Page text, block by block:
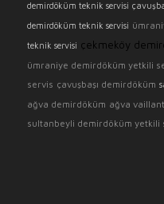
demirdöküm teknik servisi
demirdöküm teknik servisi
teknik servisi çekmeköy
ümraniye demirdöküm yetkili
servis çavuşbaşı demirdöküm
ağva demirdöküm ağva vaillant
sultanbeyli demirdöküm yetkili